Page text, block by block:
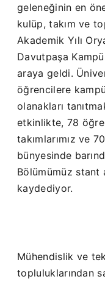
geleneğinin en
kulüp, takım ve
Akademik Yılı
Davutpaşa
araya geldi.
öğrencilere
olanakları
etkinlikte, 78
takımlarımız ve
bünyesinde
Bölümümüz stant
kaydediyor.
Mühendislik ve
topluluklarından